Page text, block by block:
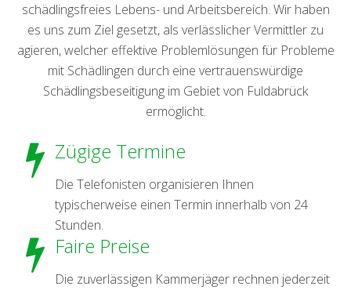
schädlingsfreies Lebens- und Arbeitsbereich. Wir haben
es uns zum Ziel gesetzt, als verlässlicher Vermittler zu
agieren, welcher effektive Problemlösungen für Probleme
mit Schädlingen durch eine vertrauenswürdige
Schädlingsbeseitigung im Gebiet von Fuldabrück
ermöglicht.
Zügige Termine
Die Telefonisten organisieren Ihnen
typischerweise einen Termin innerhalb von 24
Stunden.
Faire Preise
Die zuverlässigen Kammerjäger rechnen jederzeit